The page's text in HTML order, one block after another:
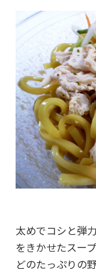
太めでコシと弾
をきかせたスー
どのたっぷりの